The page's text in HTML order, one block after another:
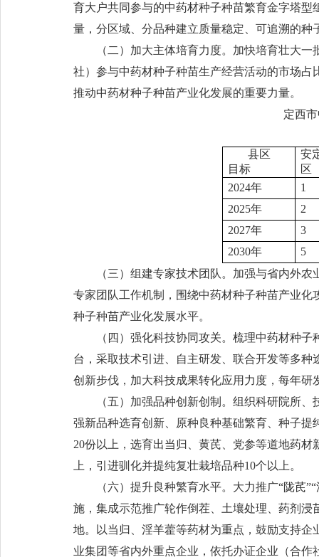
育大户共同参与的中药材种子种苗繁育金字塔
量，分区域、分品种建立质量稳定、可追溯的
（二）加大主体培育力度。加快培育壮大
社）参与中药材种子种苗生产经营活动的市场占
推动中药材种子种苗产业化发展的重要力量。
定西
县区
目标
安
区
2024年
1
2025年
2
2027年
3
2030年
5
（三）组建专家技术团队。加强与省内外
专家团队工作机制，围绕中药材种子种苗产业
种子种苗产业化发展水平。
（四）强化科技协同攻关。梳理中药材种
台，采取技术引进、自主研发、联合开发等多
创新步伐，加大科技成果转化应用力度，每年
（五）加强品种创新创制。组织科研院所
强新品种选育创新、原种良种基础繁育、种子提
20份以上，选育出当归、黄芪、党参等道地药
上，引进驯化并提纯复壮栽培品种10个以上。
（六）提升良种繁育水平。大力推广“陇芪
施，集成示范推广轮作倒茬、土壤处理、药剂
地。以当归、淫羊藿等药材为重点，鼓励支持
业集团等省内外重点企业，依托办证企业（合